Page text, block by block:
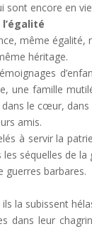
sont encore en
même égalité,
héritage.
une famille
le cœur, dans
amis.
à servir la
séquelles de
guerres barbares.
la subissent
dans leur